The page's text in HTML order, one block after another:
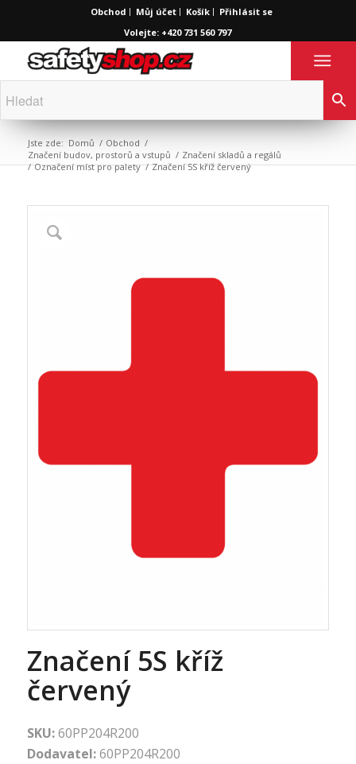
Obchod Můj účet Košík
Přihlásit se
Volejte: +420 731 560 797
Jste zde: Domů / Obchod /
Značení budov, prostorů a vstupů / Značení skladů a regálů
/ Označení míst pro palety / Značení 5S kříž červený
Značení 5S kříž
červený
SKU:60PP204R200
Dodavatel:60PP204R200